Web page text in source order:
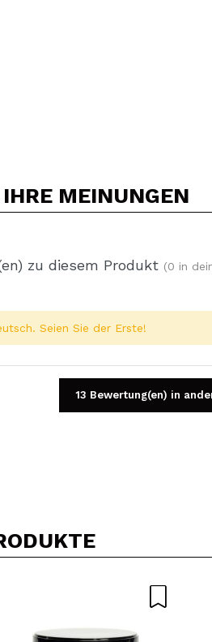
IHRE MEINUNGEN
zu diesem Produkt (0 in
Seien Sie der Erste!
13 Bewertung(en) in